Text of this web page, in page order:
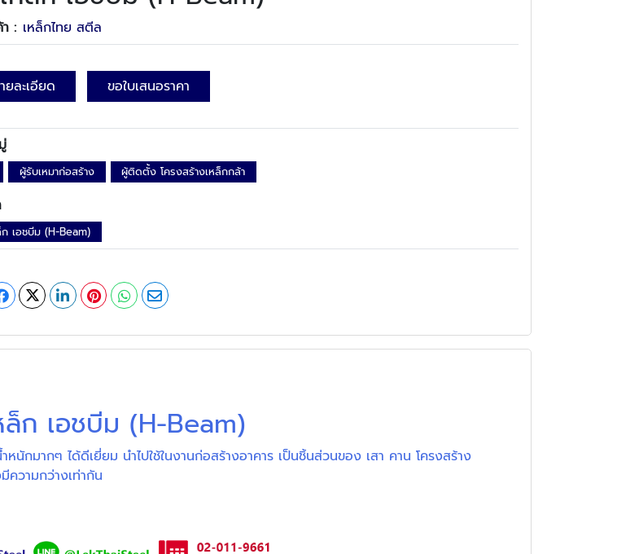
: เหล็กไทย สตีล
ยละเอียด ขอใบเสนอราคา
ผู้รับเหมาก่อสร้าง ผู้ติดตั้ง โครงสร้างเหล็กกล้า
ก เอชบีม (H-Beam)
ล็ก เอชบีม (H-Beam)
นักมากๆ ได้ดีเยี่ยม นำไปใช้ในงานก่อสร้างอาคาร เป็นชิ้นส่วนของ เสา คาน โครงสร้าง
วามกว่างเท่ากัน